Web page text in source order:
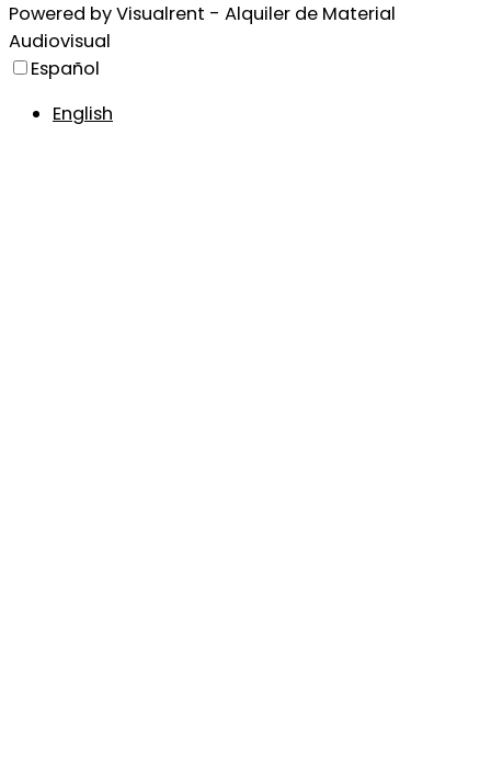
Powered byVisualrent - Alquiler de Material
Audiovisual
Español
English